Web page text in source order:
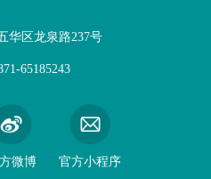
华区龙泉路237号
65185243
微博 官方小程序